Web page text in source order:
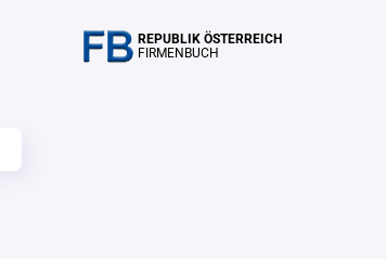
REPUBLIK ÖSTERREICH
FIRMENBUCH